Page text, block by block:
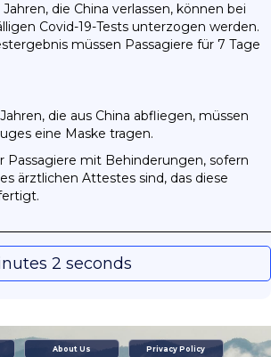
Jahren, die China verlassen, können bei
Covid-19-Tests unterzogen werden.
müssen Passagiere für 7 Tage
die aus China abfliegen, müssen
eine Maske tragen.
Passagiere mit Behinderungen, sofern
ärztlichen Attestes sind, das diese
2 seconds
About Us Privacy Policy